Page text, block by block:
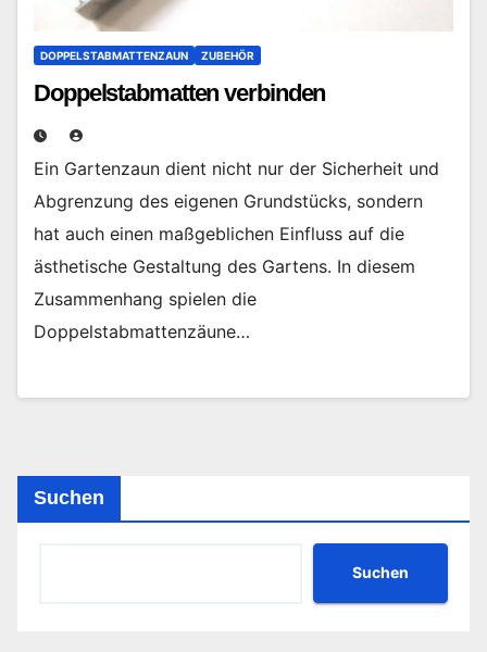
DOPPELSTABMATTENZAUN ZUBEHÖR
Doppelstabmatten verbinden
Ein Gartenzaun dient nicht nur der Sicherheit und
Abgrenzung des eigenen Grundstücks, sondern
hat auch einen maßgeblichen Einfluss auf die
ästhetische Gestaltung des Gartens. In diesem
Zusammenhang spielen die
Doppelstabmattenzäune…
Suchen
Suchen